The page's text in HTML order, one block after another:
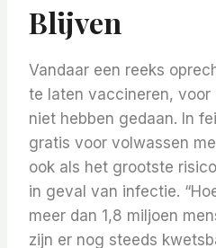
Blijven
Vandaar een reeks
te laten vaccineren, voor
niet hebben gedaan. In
gratis voor volwassen
ook als het grootste
in geval van infectie.
meer dan 1,8 miljoen
zijn er nog steeds